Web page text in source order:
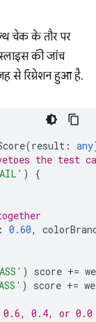
चेक के तौर पर
की जांच
से रिग्रेशन हुआ है.
(result : any
the test
)
{
: 0.60,
) score +=
) score +=
0.4, or 0.0